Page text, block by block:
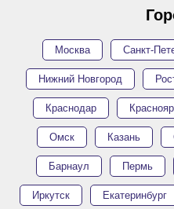
Москва Санкт-
Нижний Новгород
Краснодар
Омск Казань
Барнаул Пермь
Иркутск Екатеринбург